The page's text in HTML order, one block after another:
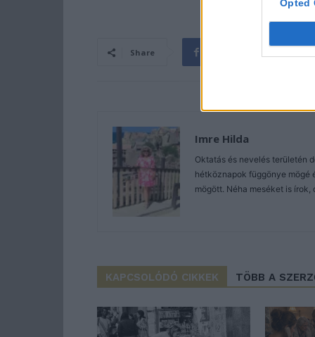
Opted
Share
Imre Hilda
Oktatás és nevelés területén
hétköznapok függönye mögé
mögött. Néha meséket is
KAPCSOLÓDÓ CIKKEK TÖBB A